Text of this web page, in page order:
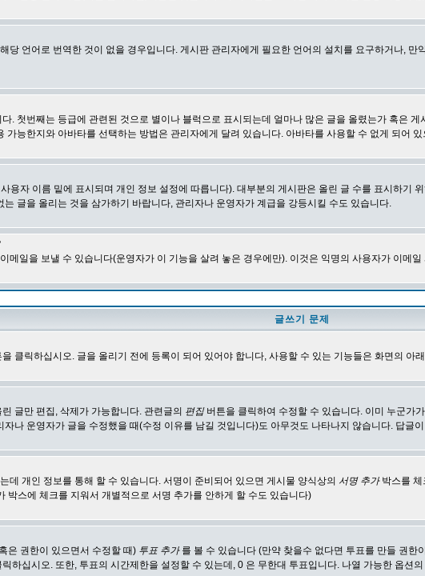
당 언어로 번역한 것이 없을 경우입니다. 게시판 관리자에게 필요한 언어의 설치를 요구하거나,
. 첫번째는 등급에 관련된 것으로 별이나 블럭으로 표시되는데 얼마나 많은 글을 올렸는가 혹은
가능한지와 아바타를 선택하는 방법은 관리자에게 달려 있습니다. 아바타를 사용할 수 없게 되어
용자 이름 밑에 표시되며 개인 정보 설정에 따릅니다). 대부분의 게시판은 올린 글 수를 표시하기
글을 올리는 것을 삼가하기 바랍니다, 관리자나 운영자가 계급을 강등시킬 수도 있습니다.
메일을 보낼 수 있습니다(운영자가 이 기능을 살려 놓은 경우에만). 이것은 익명의 사용자가 이메
글쓰기 문제
클릭하십시오. 글을 올리기 전에 등록이 되어 있어야 합니다, 사용할 수 있는 기능들은 화면의 아
글만 편집, 삭제가 가능합니다. 관련글의 편집버튼을 클릭하여 수정할 수 있습니다. 이미 누군가
나 운영자가 글을 수정했을 때(수정 이유를 남길 것입니다)도 아무것도 나타나지 않습니다. 답글
데 개인 정보를 통해 할 수 있습니다. 서명이 준비되어 있으면 게시물 양식상의 서명 추가박스를 체
박스에 체크를 지워서 개별적으로 서명 추가를 안하게 할 수도 있습니다)
은 권한이 있으면서 수정할 때) 투표 추가를 볼 수 있습니다 (만약 찾을수 없다면 투표를 만들 권한
하십시오. 또한, 투표의 시간제한을 설정할 수 있는데, 0 은 무한대 투표입니다. 나열 가능한 옵션